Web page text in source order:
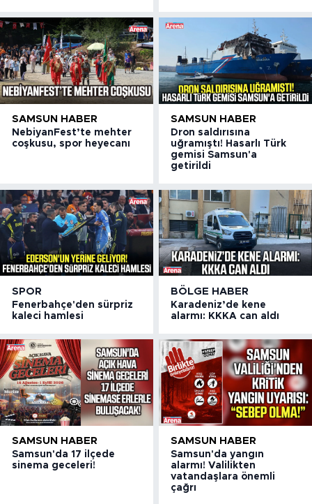
SAMSUN HABER
NebiyanFest’te mehter
coşkusu, spor heyecanı
SAMSUN HABER
Dron saldırısına
uğramıştı! Hasarlı Türk
gemisi Samsun'a
getirildi
SPOR
Fenerbahçe'den sürpriz
kaleci hamlesi
BÖLGE HABER
Karadeniz’de kene
alarmı: KKKA can aldı
SAMSUN HABER
Samsun'da 17 ilçede
sinema geceleri!
SAMSUN HABER
Samsun'da yangın
alarmı! Valilikten
vatandaşlara önemli
çağrı